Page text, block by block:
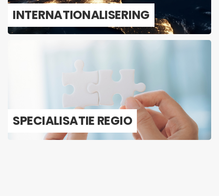
IN­TER­NA­TI­O­NA­LI­SE­RING
SPE­CI­A­LI­SA­TIE REGIO